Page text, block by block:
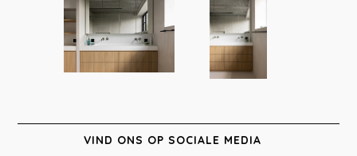
VIND ONS OP SOCIALE MEDIA